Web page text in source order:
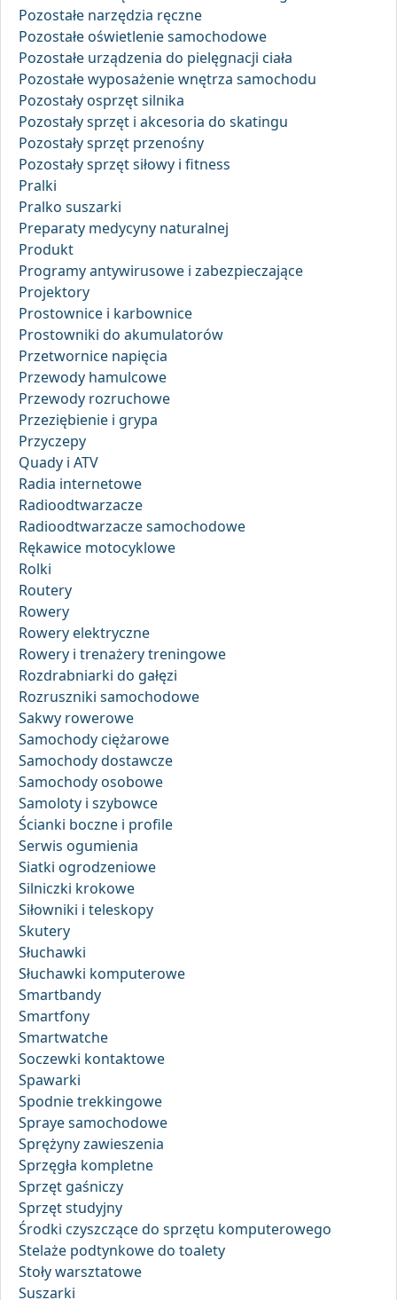
Pozostałe narzędzia ręczne
Pozostałe oświetlenie samochodowe
Pozostałe urządzenia do pielęgnacji ciała
Pozostałe wyposażenie wnętrza samochodu
Pozostały osprzęt silnika
Pozostały sprzęt i akcesoria do skatingu
Pozostały sprzęt przenośny
Pozostały sprzęt siłowy i fitness
Pralki
Pralko suszarki
Preparaty medycyny naturalnej
Produkt
Programy antywirusowe i zabezpieczające
Projektory
Prostownice i karbownice
Prostowniki do akumulatorów
Przetwornice napięcia
Przewody hamulcowe
Przewody rozruchowe
Przeziębienie i grypa
Przyczepy
Quady i ATV
Radia internetowe
Radioodtwarzacze
Radioodtwarzacze samochodowe
Rękawice motocyklowe
Rolki
Routery
Rowery
Rowery elektryczne
Rowery i trenażery treningowe
Rozdrabniarki do gałęzi
Rozruszniki samochodowe
Sakwy rowerowe
Samochody ciężarowe
Samochody dostawcze
Samochody osobowe
Samoloty i szybowce
Ścianki boczne i profile
Serwis ogumienia
Siatki ogrodzeniowe
Silniczki krokowe
Siłowniki i teleskopy
Skutery
Słuchawki
Słuchawki komputerowe
Smartbandy
Smartfony
Smartwatche
Soczewki kontaktowe
Spawarki
Spodnie trekkingowe
Spraye samochodowe
Sprężyny zawieszenia
Sprzęgła kompletne
Sprzęt gaśniczy
Sprzęt studyjny
Środki czyszczące do sprzętu komputerowego
Stelaże podtynkowe do toalety
Stoły warsztatowe
Suszarki